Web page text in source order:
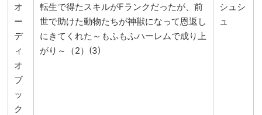
オ
ー
デ
ィ
オ
ブ
ッ
ク
転生で得たスキルがFランクだったが、前
世で助けた動物たちが神獣になって恩返し
にきてくれた～もふもふハーレムで成り上
がり～（2）(3)
シュシ
ュ